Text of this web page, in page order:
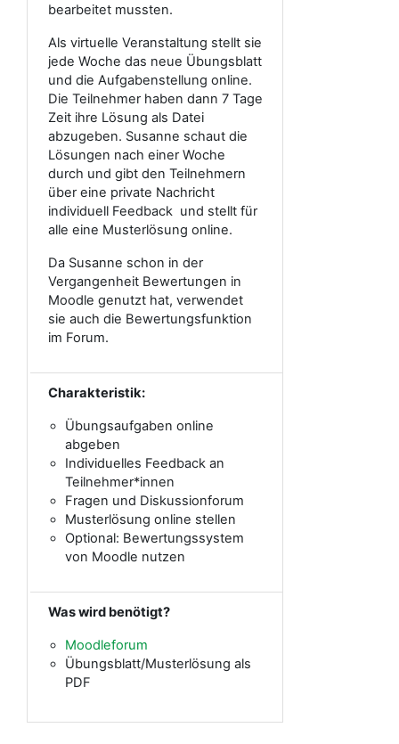
bearbeitet mussten.
Als virtuelle Veranstaltung stellt sie
jede Woche das neue Übungsblatt
und die Aufgabenstellung online.
Die Teilnehmer haben dann 7 Tage
Zeit ihre Lösung als Datei
abzugeben. Susanne schaut die
Lösungen nach einer Woche
durch und gibt den Teilnehmern
über eine private Nachricht
individuell Feedback und stellt für
alle eine Musterlösung online.
Da Susanne schon in der
Vergangenheit Bewertungen in
Moodle genutzt hat, verwendet
sie auch die Bewertungsfunktion
im Forum.
Charakteristik:
Übungsaufgaben online
abgeben
Individuelles Feedback an
Teilnehmer*innen
Fragen und Diskussionforum
Musterlösung online stellen
Optional: Bewertungssystem
von Moodle nutzen
Was wird benötigt?
Moodleforum
Übungsblatt/Musterlösung als
PDF